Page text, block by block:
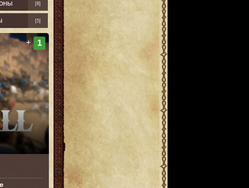
[8]
[5]
+ 1